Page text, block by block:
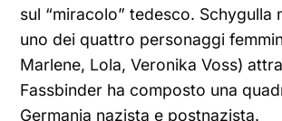
sul “miracolo” tedesco. Schygulla
uno dei quattro personaggi
Marlene, Lola, Veronika Voss)
Fassbinder ha composto una
Germania nazista e postnazista.